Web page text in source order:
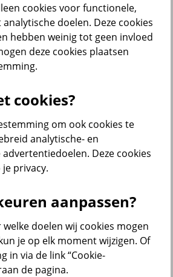
cookies voor functionele,
doelen. Deze cookies
hebben weinig tot geen invloed
deze cookies plaatsen
cookies?
om ook cookies te
analytische- en
Deze cookies
privacy.
aanpassen?
welke doelen wij cookies mogen
je op elk moment wijzigen. Of
in via de link “Cookie-
de pagina.